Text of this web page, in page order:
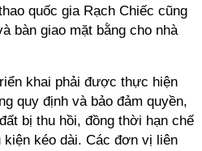
quốc gia Rạch Chiếc cũng
bàn giao mặt bằng cho nhà
khai phải được thực hiện
quy định và bảo đảm quyền,
bị thu hồi, đồng thời hạn chế
kiện kéo dài. Các đơn vị liên